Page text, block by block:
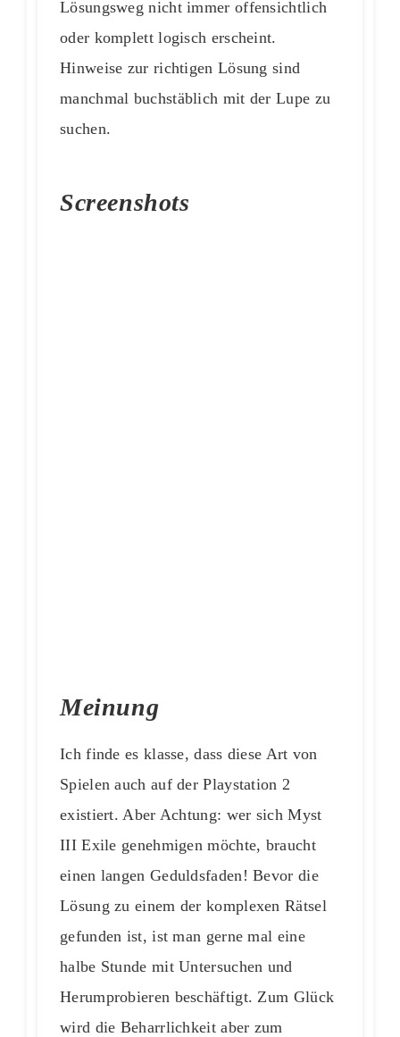
Lösungsweg nicht immer offensichtlich
oder komplett logisch erscheint.
Hinweise zur richtigen Lösung sind
manchmal buchstäblich mit der Lupe zu
suchen.
Screenshots
Meinung
Ich finde es klasse, dass diese Art von
Spielen auch auf der Playstation 2
existiert. Aber Achtung: wer sich Myst
III Exile genehmigen möchte, braucht
einen langen Geduldsfaden! Bevor die
Lösung zu einem der komplexen Rätsel
gefunden ist, ist man gerne mal eine
halbe Stunde mit Untersuchen und
Herumprobieren beschäftigt. Zum Glück
wird die Beharrlichkeit aber zum